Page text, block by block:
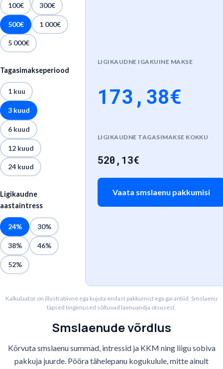
100€ 300€
500€ 1 000€
5 000€
Tagasimakseperiood
1 kuu
3 kuud
6 kuud
12 kuud
24 kuud
Ligikaudne
aastaintress
24% 30%
38% 46%
52%
LIGIKAUDNE IGAKUINE MAKSE
173,38€
LIGIKAUDNE TAGASIMAKSE KOKKU
520,13€
Vaata smslaenu pakkumisi
Kalkulaator on illustratiivne ega kujuta endast pakkumist ega garantiid. Smslaenu
täpsed tingimused sõltuvad laenuandja otsusest.
Smslaenude võrdlus
Kõrvuta smslaenu summad, intressid ja KKM ning liigu sobiva
pakkuja juurde. Pööra tähelepanu kogukulule, mitte ainult